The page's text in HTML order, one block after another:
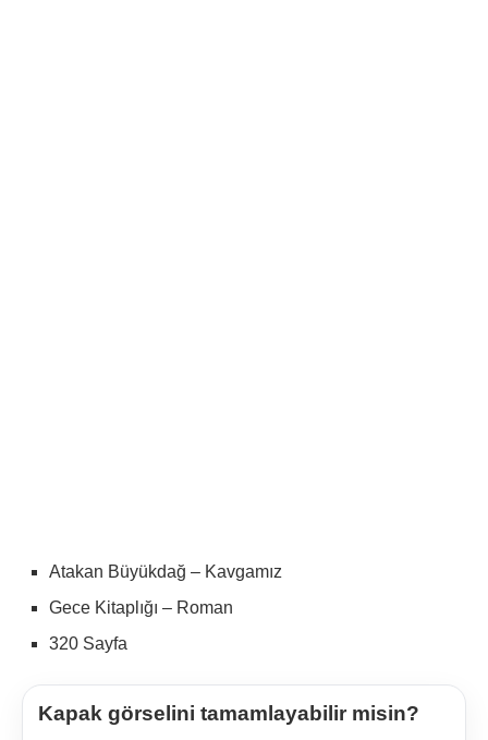
Atakan Büyükdağ – Kavgamız
Gece Kitaplığı – Roman
320 Sayfa
Kapak görselini tamamlayabilir misin?